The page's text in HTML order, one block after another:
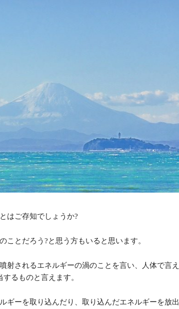
はご存知でしょうか?
ことだろう?と思う方もいると思います。
射されるエネルギーの渦のことを言い、人体で言え
るものと言えます。
ギーを取り込んだり、取り込んだエネルギーを放